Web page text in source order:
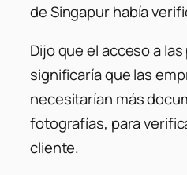
de Singapur había
Dijo que el acceso a
significaría que las
necesitarían más
fotografías, para
cliente.